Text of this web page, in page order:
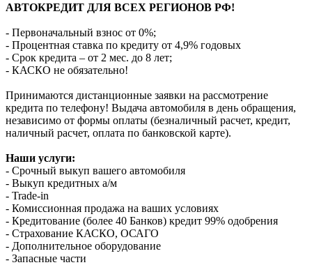
АВТОКРЕДИТ ДЛЯ ВСЕХ РЕГИОНОВ РФ!
- Первоначальный взнос от 0%;
- Процентная ставка по кредиту от 4,9% годовых
- Срок кредита – от 2 мес. до 8 лет;
- КАСКО не обязательно!
Принимаются дистанционные заявки на рассмотрение
кредита по телефону! Выдача автомобиля в день обращения,
независимо от формы оплаты (безналичный расчет, кредит,
наличный расчет, оплата по банковской карте).
Наши услуги:
- Срочный выкуп вашего автомобиля
- Выкуп кредитных а/м
- Trade-in
- Комиссионная продажа на ваших условиях
- Кредитование (более 40 Банков) кредит 99% одобрения
- Страхование КАСКО, ОСАГО
- Дополнительное оборудование
- Запасные части